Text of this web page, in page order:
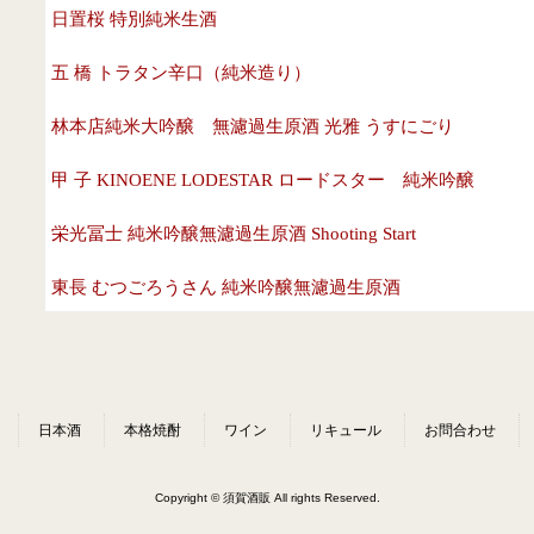
日置桜 特別純米生酒
五 橋 トラタン辛口（純米造り）
林本店純米大吟醸 無濾過生原酒 光雅 うすにごり
甲 子 KINOENE LODESTAR ロードスター 純米吟醸
栄光冨士 純米吟醸無濾過生原酒 Shooting Start
東長 むつごろうさん 純米吟醸無濾過生原酒
天狗舞 超辛口 純米酒
会津中将 夏限定 吟醸生貯蔵酒
日本酒 本格焼酎 ワイン リキュール お問合わせ
Copyright © 須賀酒販 All rights Reserved.